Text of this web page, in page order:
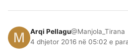
Arqi Pellagu@Manjola_Tirana
4 dhjetor 2016 në 05:02 e